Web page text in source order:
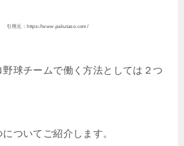
引用元：https://www.pakutaso.com/
球チームで働く方法としては２つ
ついてご紹介します。